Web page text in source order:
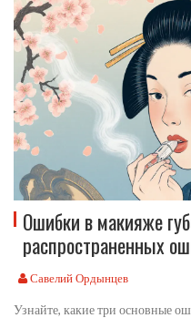
Ошибки в макияже
распространенных
привлекательными
Савелий Ордынцев
Узнайте, какие три основные